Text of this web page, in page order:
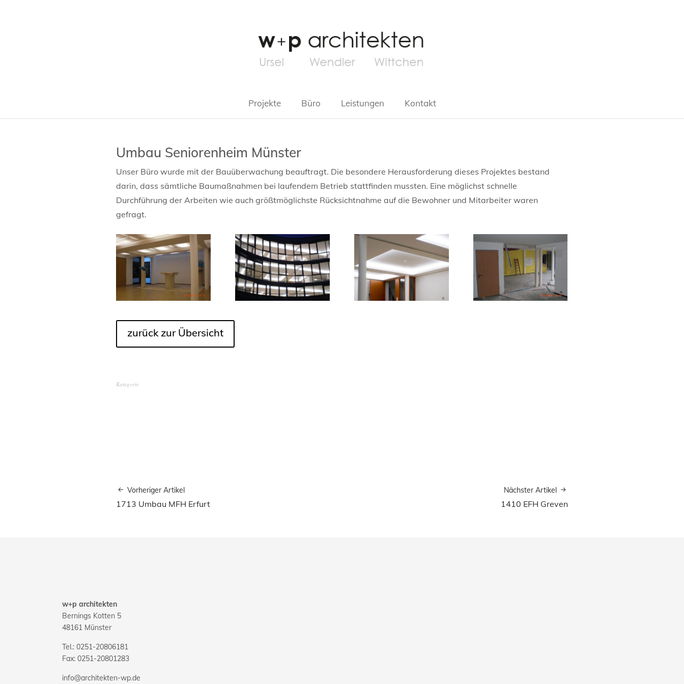
Projekte Büro Leistungen Kontakt
Umbau Seniorenheim Münster
Unser Büro wurde mit der Bauüberwachung beauftragt. Die besondere Herausforderung dieses Projektes bestand
darin, dass sämtliche Baumaßnahmen bei laufendem Betrieb stattfinden mussten. Eine möglichst schnelle
Durchführung der Arbeiten wie auch größtmöglichste Rücksichtnahme auf die Bewohner und Mitarbeiter waren
gefragt.
zurück zur Übersicht
Kategorie
Vorheriger Artikel
1713 Umbau MFH Erfurt
Nächster Artikel
1410 EFH Greven
w+p architekten
Bernings Kotten 5
48161 Münster
Tel.: 0251-20806181
Fax: 0251-20801283
info@architekten-wp.de